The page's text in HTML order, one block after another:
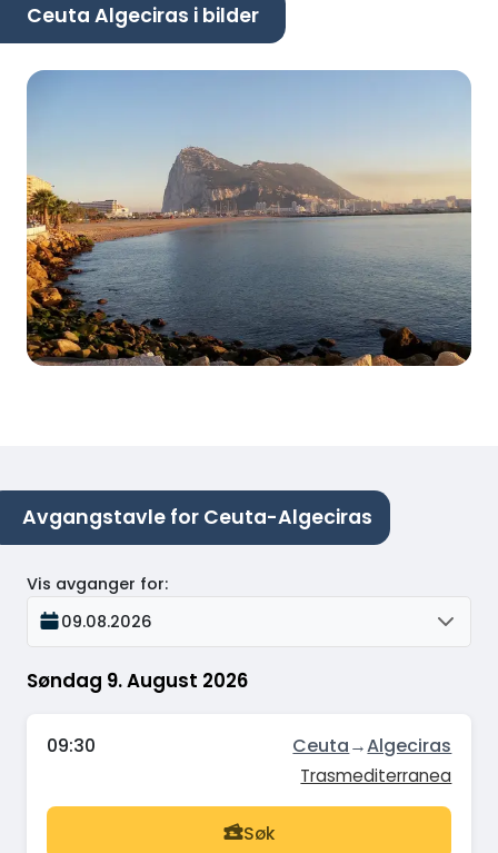
Ceuta Algeciras i bilder
Avgangstavle for Ceuta-Algeciras
Søndag 9. August 2026
Vis avganger for:
09.08.2026
09:30 Ceuta→Algeciras
Trasmediterranea
Søk